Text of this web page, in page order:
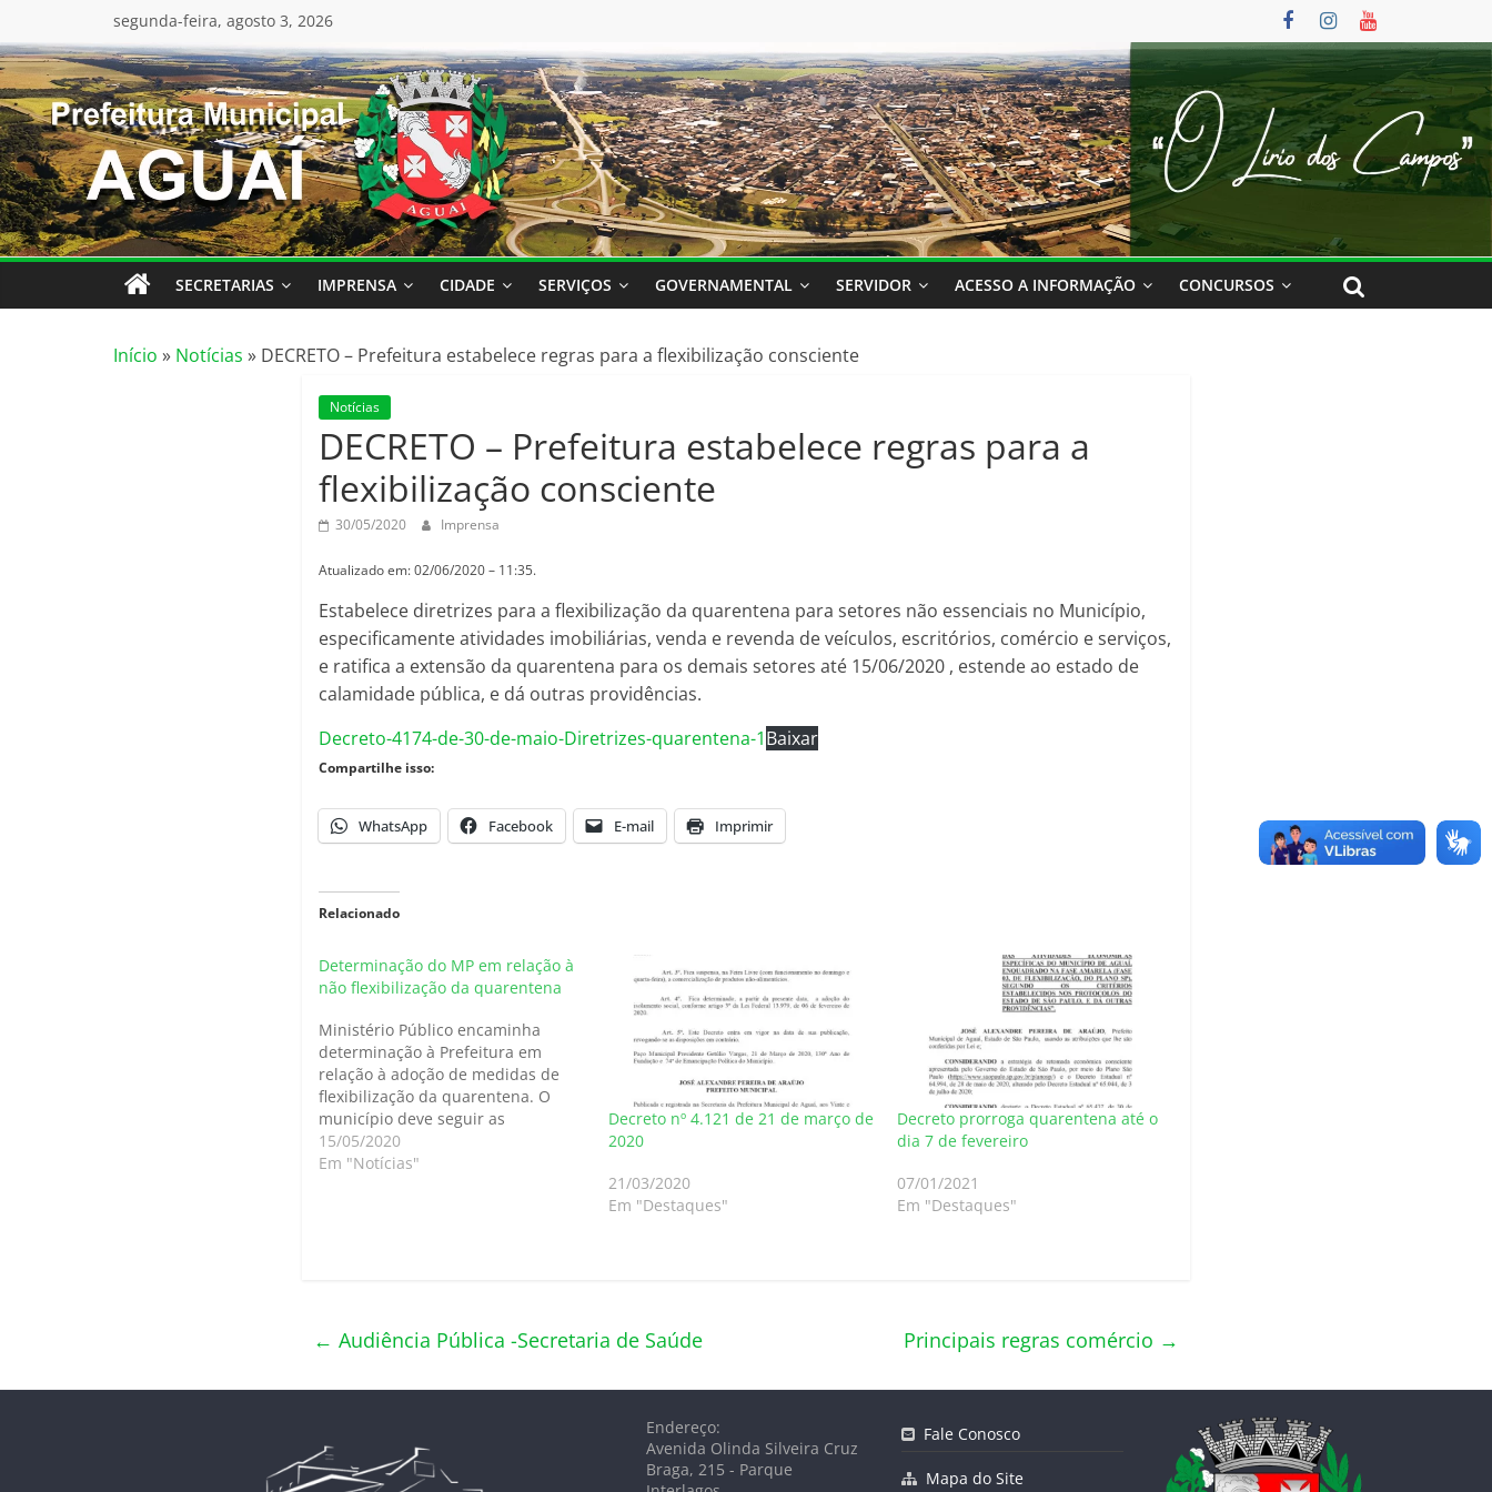
para
o
conteúdo
segunda-feira, agosto 3, 2026
SECRETARIAS IMPRENSA CIDADE SERVIÇOS GOVERNAMENTAL SERVIDOR ACESSO A INFORMAÇÃO CONCURSOS
Início » Notícias » DECRETO – Prefeitura estabelece regras para a flexibilização consciente
Notícias
DECRETO – Prefeitura estabelece regras para a
flexibilização consciente
30/05/2020 Imprensa
Atualizado em: 02/06/2020 – 11:35.
Estabelece diretrizes para a flexibilização da quarentena para setores não essenciais no Município,
especificamente atividades imobiliárias, venda e revenda de veículos, escritórios, comércio e serviços,
e ratifica a extensão da quarentena para os demais setores até 15/06/2020 , estende ao estado de
calamidade pública, e dá outras providências.
Decreto-4174-de-30-de-maio-Diretrizes-quarentena-1Baixar
Compartilhe isso:
WhatsApp Facebook E-mail Imprimir
Relacionado
Determinação do MP em relação à
não flexibilização da quarentena
Ministério Público encaminha
determinação à Prefeitura em
relação à adoção de medidas de
flexibilização da quarentena. O
município deve seguir as
determinações do Governo
Estadual. Assinado_of-135-
15/05/2020
Em "Notícias"
Decreto nº 4.121 de 21 de março de
2020
21/03/2020
Em "Destaques"
Decreto prorroga quarentena até o
dia 7 de fevereiro
07/01/2021
Em "Destaques"
← Audiência Pública -Secretaria de Saúde Principais regras comércio →
Endereço:
Avenida Olinda Silveira Cruz
Braga, 215 - Parque
Fale Conosco
Mapa do Site